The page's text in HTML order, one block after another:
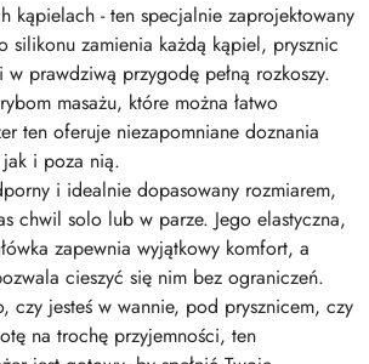
kąpielach - ten specjalnie zaprojektowany
silikonu zamienia każdą kąpiel, prysznic
prawdziwą przygodę pełną rozkoszy.
masażu, które można łatwo
ten oferuje niezapomniane doznania
i poza nią.
i idealnie dopasowany rozmiarem,
chwil solo lub w parze. Jego elastyczna,
zapewnia wyjątkowy komfort, a
cieszyć się nim bez ograniczeń.
czy jesteś w wannie, pod prysznicem, czy
na trochę przyjemności, ten